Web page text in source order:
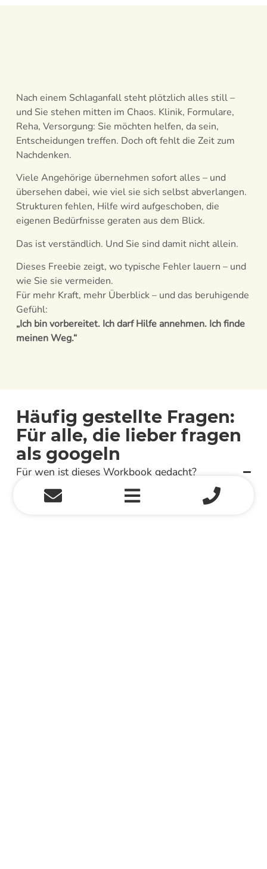
Nach einem Schlaganfall steht plötzlich alles still –
und Sie stehen mitten im Chaos. Klinik, Formulare,
Reha, Versorgung: Sie möchten helfen, da sein,
Entscheidungen treffen. Doch oft fehlt die Zeit zum
Nachdenken.
Viele Angehörige übernehmen sofort alles – und
übersehen dabei, wie viel sie sich selbst abverlangen.
Strukturen fehlen, Hilfe wird aufgeschoben, die
eigenen Bedürfnisse geraten aus dem Blick.
Das ist verständlich. Und Sie sind damit nicht allein.
Dieses Freebie zeigt, wo typische Fehler lauern – und
wie Sie sie vermeiden.
Für mehr Kraft, mehr Überblick – und das beruhigende
Gefühl:
„Ich bin vorbereitet. Ich darf Hilfe annehmen. Ich finde
meinen Weg.“
Häufig gestellte Fragen:
Für alle, die lieber fragen
als googeln
Für wen ist dieses Workbook gedacht?